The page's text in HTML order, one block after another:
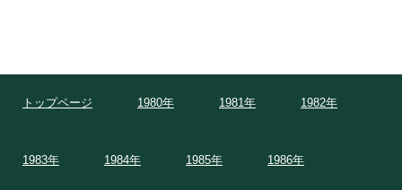
トップページ 1980年 1981年 1982年
1983年 1984年 1985年 1986年